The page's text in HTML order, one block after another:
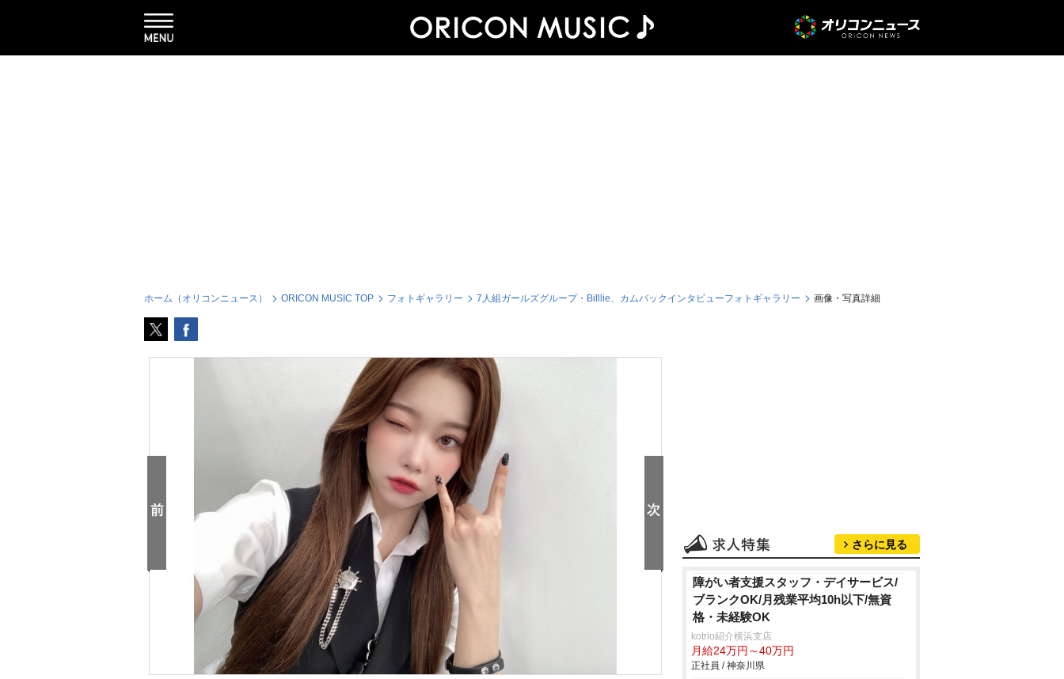
ホーム（オリコンニュース） ORICON MUSIC TOP フォトギャラリー 7人組ガールズグループ・Billlie、カムバックインタビューフォトギャラリー 画像・写真詳細
さらに見る
障がい者支援スタッフ・デイサービス/
ブランクOK/月残業平均10h以下/無資
格・未経験OK
kotrio紹介横浜支店
月給24万円～40万円
正社員 / 神奈川県